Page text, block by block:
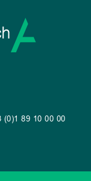
(0)1 89 10 00 00